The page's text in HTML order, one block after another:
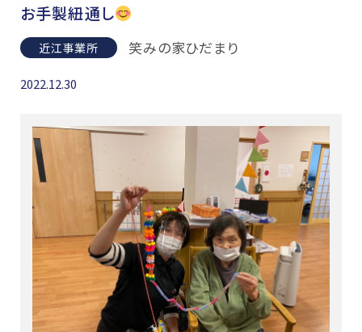
お手製紐通し
近江事業所 笑みの家ひだまり
2022.12.30